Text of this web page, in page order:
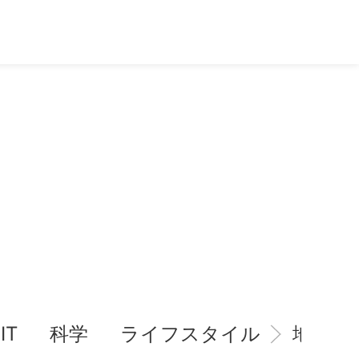
IT 科学 ライフスタイル 地域情